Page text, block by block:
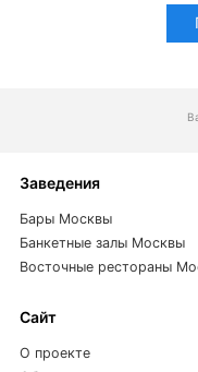
Заведения
Бары Москвы
Банкетные залы Москвы
Восточные рестораны
Сайт
О проекте